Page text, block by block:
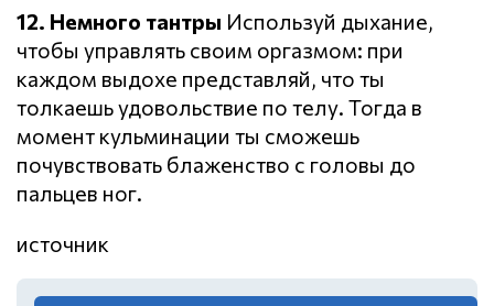
12. Немного тантры Используй дыхание,
чтобы управлять своим оргазмом: при
каждом выдохе представляй, что ты
толкаешь удовольствие по телу. Тогда в
момент кульминации ты сможешь
почувствовать блаженство с головы до
пальцев ног.
источник